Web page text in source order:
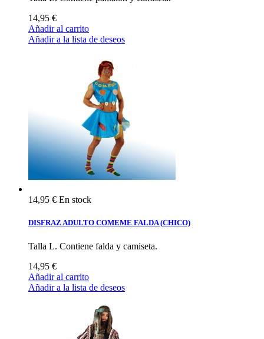
14,95 €
Añadir al carrito
Añadir a la lista de deseos
14,95 € En stock
DISFRAZ ADULTO COMEME FALDA (CHICO)
Talla L. Contiene falda y camiseta.
14,95 €
Añadir al carrito
Añadir a la lista de deseos